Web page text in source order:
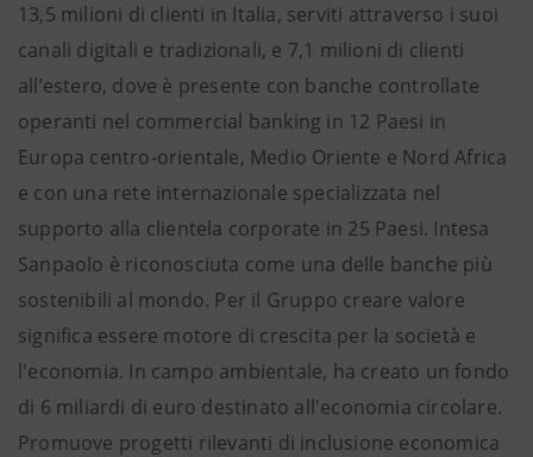
13,5 milioni di clienti in Italia, serviti attraverso i suoi
canali digitali e tradizionali, e 7,1 milioni di clienti
all’estero, dove è presente con banche controllate
operanti nel commercial banking in 12 Paesi in
Europa centro-orientale, Medio Oriente e Nord Africa
e con una rete internazionale specializzata nel
supporto alla clientela corporate in 25 Paesi. Intesa
Sanpaolo è riconosciuta come una delle banche più
sostenibili al mondo. Per il Gruppo creare valore
significa essere motore di crescita per la società e
l'economia. In campo ambientale, ha creato un fondo
di 6 miliardi di euro destinato all'economia circolare.
Promuove progetti rilevanti di inclusione economica